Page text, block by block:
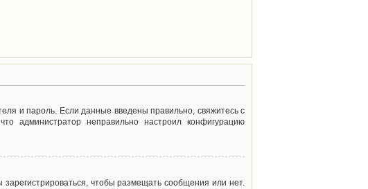
и пароль. Если данные введены правильно, свяжитесь с
администратор неправильно настроил конфигурацию
чтобы размещать сообщения или нет.